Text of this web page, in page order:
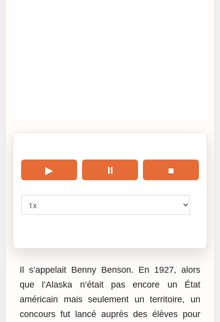
▶ ⏸ ■
Il s’appelait Benny Benson. En 1927, alors
que l’Alaska n’était pas encore un État
américain mais seulement un territoire, un
concours fut lancé auprès des élèves pour